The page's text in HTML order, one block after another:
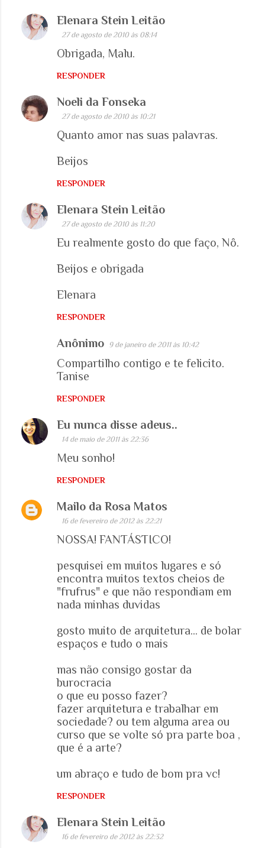
á
r
Elenara Stein Leitão
27 de agosto de 2010 às 08:14
Obrigada, Malu.
RESPONDER
Noeli da Fonseka
27 de agosto de 2010 às 10:21
Quanto amor nas suas palavras.
Beijos
RESPONDER
Elenara Stein Leitão
27 de agosto de 2010 às 11:20
Eu realmente gosto do que faço, Nô.
Beijos e obrigada
Elenara
RESPONDER
Anônimo 9 de janeiro de 2011 às 10:42
Compartilho contigo e te felicito.
Tanise
RESPONDER
Eu nunca disse adeus..
14 de maio de 2011 às 22:36
Meu sonho!
RESPONDER
Mailo da Rosa Matos
16 de fevereiro de 2012 às 22:21
NOSSA! FANTÁSTICO!
pesquisei em muitos lugares e só
encontra muitos textos cheios de
"frufrus" e que não respondiam em
nada minhas duvidas
gosto muito de arquitetura... de bolar
espaços e tudo o mais
mas não consigo gostar da
burocracia
o que eu posso fazer?
fazer arquitetura e trabalhar em
sociedade? ou tem alguma area ou
curso que se volte só pra parte boa ,
que é a arte?
um abraço e tudo de bom pra vc!
RESPONDER
Elenara Stein Leitão
16 de fevereiro de 2012 às 22:32